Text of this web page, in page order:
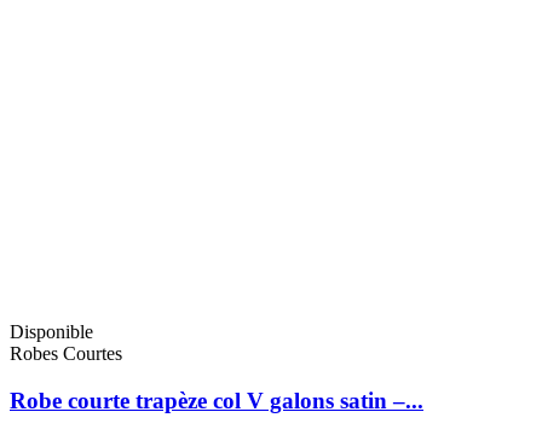
Disponible
Robes Courtes
Robe courte trapèze col V galons satin –...